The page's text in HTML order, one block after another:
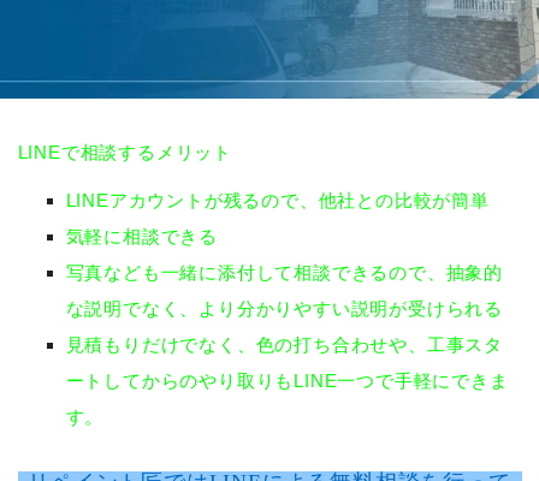
LINEで相談するメリット
LINEアカウントが残るので、他社との比較が簡単
気軽に相談できる
写真なども一緒に添付して相談できるので、抽象的
な説明でなく、より分かりやすい説明が受けられる
見積もりだけでなく、色の打ち合わせや、工事スタ
ートしてからのやり取りもLINE一つで手軽にできま
す。